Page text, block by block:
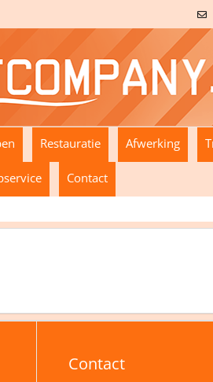
Restauratie Afwerking
Contact
Contact